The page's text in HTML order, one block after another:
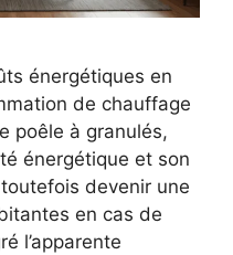
énergétiques en
de chauffage
poêle à granulés,
énergétique et son
devenir une
en cas de
l’apparente